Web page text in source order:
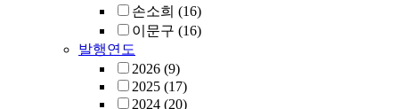
손소희 (16)
이문구 (16)
발행연도
2026 (9)
2025 (17)
2024 (20)